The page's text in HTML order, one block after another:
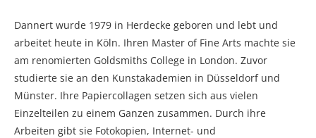
Dannert wurde 1979 in Herdecke geboren und lebt und
arbeitet heute in Köln. Ihren Master of Fine Arts machte sie
am renomierten Goldsmiths College in London. Zuvor
studierte sie an den Kunstakademien in Düsseldorf und
Münster. Ihre Papiercollagen setzen sich aus vielen
Einzelteilen zu einem Ganzen zusammen. Durch ihre
Arbeiten gibt sie Fotokopien, Internet- und